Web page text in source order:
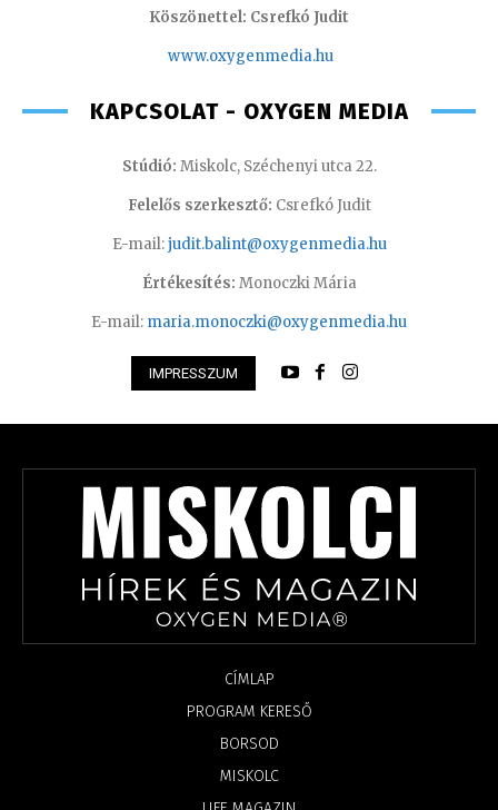
Köszönettel: Csrefkó Judit
www.oxygenmedia.hu
KAPCSOLAT - OXYGEN MEDIA
Stúdió: Miskolc, Széchenyi utca 22.
Felelős szerkesztő: Csrefkó Judit
E-mail:judit.balint@oxygenmedia.hu
Értékesítés: Monoczki Mária
E-mail: maria.monoczki@oxygenmedia.hu
IMPRESSZUM
CÍMLAP
PROGRAM KERESŐ
BORSOD
MISKOLC